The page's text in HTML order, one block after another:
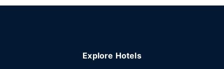
και πάρκινγκ εκτός του καταλύματος.
24ωρο και αποθήκευση αποσκευών. Στους χώρους μας
Explore Hotels